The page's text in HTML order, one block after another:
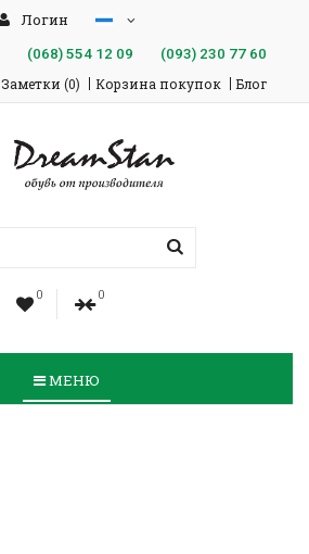
Логин
(068)554 12 09 (093)230 77 60
Заметки (0) Корзина покупок Блог
0 0
МЕНЮ